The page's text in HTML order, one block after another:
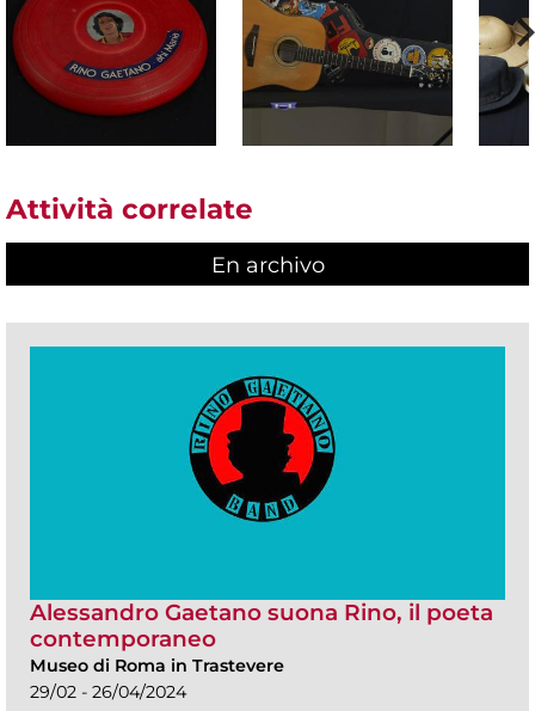
Attività correlate
En archivo
Alessandro Gaetano suona Rino, il poeta
contemporaneo
Museo di Roma in Trastevere
29/02 - 26/04/2024